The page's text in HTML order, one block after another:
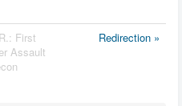
First
Assault
Redirection »